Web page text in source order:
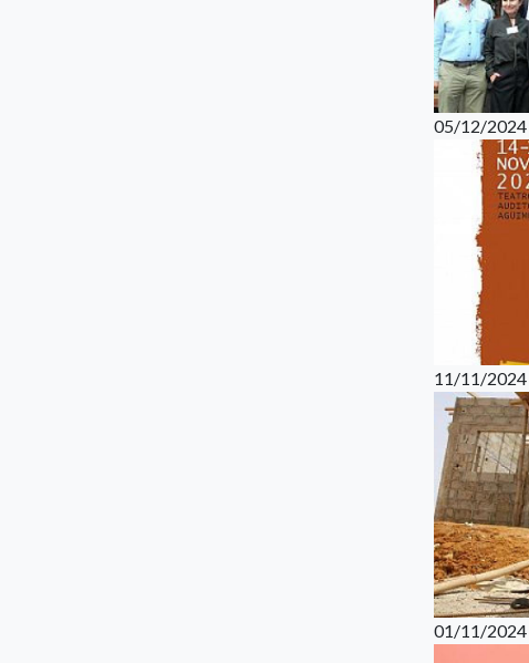
05/12/2024
11/11/2024
01/11/2024